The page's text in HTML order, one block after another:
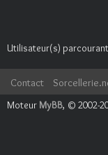
Utilisateur(s)
Contact
Moteur MyBB, © 2002-